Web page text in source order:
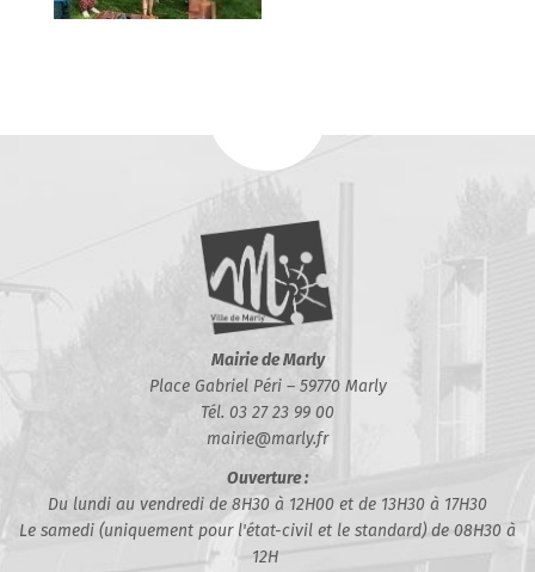
Mairie de Marly
Place Gabriel Péri – 59770 Marly
Tél. 03 27 23 99 00
mairie@marly.fr
Ouverture :
Du lundi au vendredi de 8H30 à 12H00 et de 13H30 à 17H30
Le samedi (uniquement pour l'état-civil et le standard) de 08H30 à
12H